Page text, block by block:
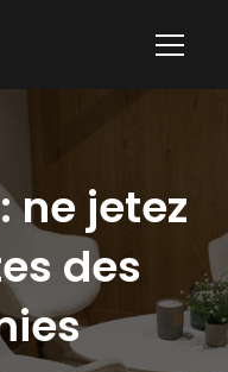
ne jetez
des